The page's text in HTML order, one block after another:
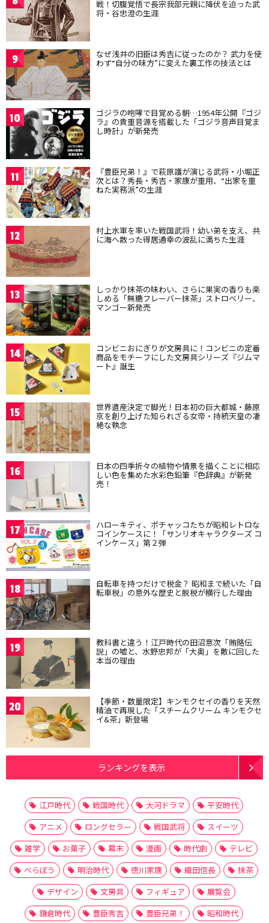
戦！切腹覚悟で長宗我部元親に降伏を迫った武
将・谷忠澄の生涯
9 なぜ浅井の旧臣は秀吉に従ったのか？ 武力を使
わず“自分の味方”に変えた裏工作の技法とは
10 ゴジラの咆哮で目覚める朝…1954年公開『ゴジ
ラ』の貴重音源を搭載した「ゴジラ音声目覚ま
し時計」が新発売
11 『豊臣兄弟！』で萩原護が演じる武将・小堀正
次とは？秀長・秀吉・家康が重用、“出家を重
ねた実務派”の生涯
12 村上水軍を率いた戦国武将！幼い弟を支え、共
に海へ散った得居通幸の波乱に満ちた生涯
13 しっかり抹茶の味わい、さらに果実の香りも楽
しめる「無糖フレーバー抹茶」ストロベリー、
マンゴー新発売
14 コンビニおにぎりが文房具に！コンビニの定番
商品をモチーフにした文房具シリーズ『ジムマ
ート』誕生
15 世界遺産決定で脚光！日本初の巨大都城・藤原
京を創り上げた知られざる女帝・持統天皇の凄
絶な執念
16 日本の四季折々の植物や情景を描くことに相応
しい色を集めた水彩色鉛筆『色辞典』が新発
売！
17 ハローキティ、ポチャッコたちが昭和レトロな
コインケースに！「サンリオキャラクターズ コ
インケース」第２弾
18 自転車を持つだけで税金？ 昭和まで続いた「自
転車税」の意外な歴史と脱税が横行した理由
19 教科書と違う！江戸時代の田沼意次「賄賂伝
説」の嘘と、水野忠邦が「大奥」を敵に回した
本当の理由
20 【季節・数量限定】キンモクセイの香りを天然
精油で再現した「スチームクリーム キンモクセ
イ&茶」新登場
ランキングを表示
江戸時代 戦国時代 大河ドラマ
平安時代
アニメ
ロングセラー 戦国武将
スイーツ
雑学
お菓子 幕末 漫画 時代劇
テレビ
べらぼう
明治時代 徳川家康 織田信長
抹茶
デザイン
文房具 フィギュア
展覧会
鎌倉時代
豊臣秀吉 豊臣兄弟！
昭和時代